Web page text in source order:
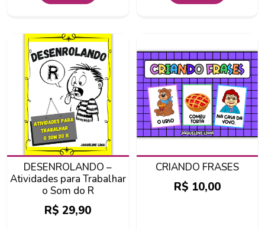
DESENROLANDO –
Atividades para Trabalhar
o Som do R
R$ 29,90
CRIANDO FRASES
R$ 10,00